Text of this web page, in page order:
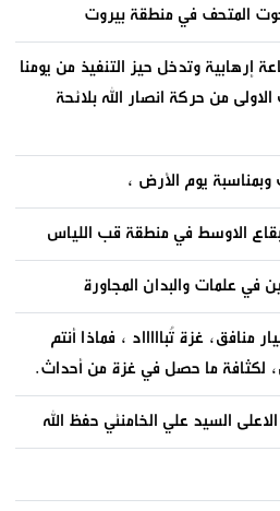
المتحف في منطقة بيروت
إرهابية وتدخل حيز التنفيذ من يومنا
من حركة انصار الله بلائحة
يوم الأرض ،
الاوسط في منطقة قب اللياس
في علمات والبدان المجاورة
غزة تُباااااد ، فماذا أنتم
لكثافة ما حصل في غزة من أحداث.
السيد علي الخامنئي حفظ الله